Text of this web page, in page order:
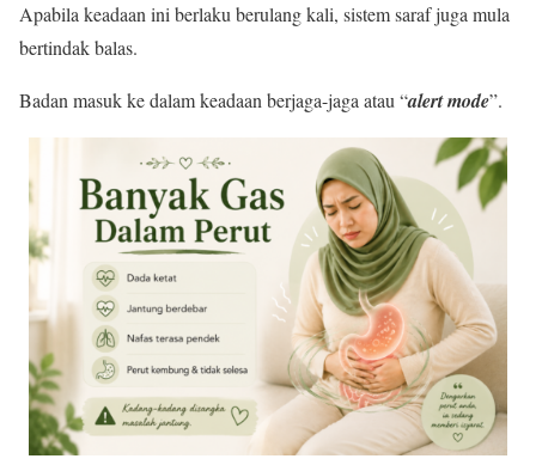
Apabila keadaan ini berlaku berulang kali, sistem saraf juga mula
bertindak balas.
Badan masuk ke dalam keadaan berjaga-jaga atau “alert mode”.